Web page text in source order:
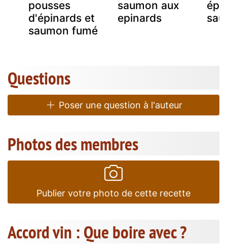
pousses
d'épinards et
saumon fumé
saumon aux
epinards
Questions
Poser une question à l'auteur
Photos des membres
Publier votre photo de cette recette
Accord vin : Que boire avec ?